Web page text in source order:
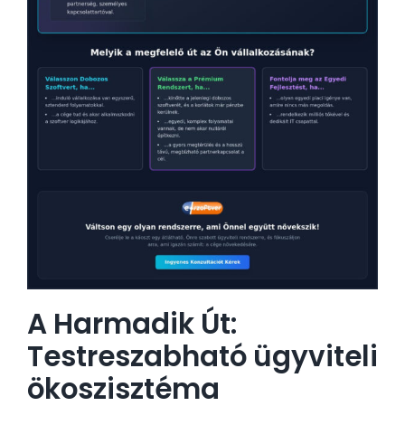
A Harmadik Út:
Testreszabható ügyviteli
ökoszisztéma